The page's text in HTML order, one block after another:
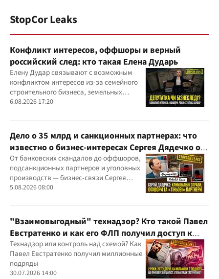
StopCor Leaks
Конфликт интересов, оффшоры и верный
российский след: кто такая Елена Дударь
Елену Дудар связывают с возможным
конфликтом интересов из-за семейного
строительного бизнеса, земельных
скандалов, судебных дел
6.08.2026 17:20
Дело о 35 млрд и санкционных партнерах: что
известно о бизнес-интересах Сергея Дядечко от
"Родовид Банка" до "ФАРМАСЕЛ"
От банковских скандалов до оффшоров,
подсанкционных партнеров и уголовных
производств — бизнес-связи Сергея
Дядечко до сих пор простираются через
юрисдикций
5.08.2026 08:00
"Взаимовыгодный" технадзор? Кто такой Павел
Евстратенко и как его ФЛП получил доступ к
бюджетным миллионам?
Технадзор или контроль над схемой? Как
Павел Евстратенко получил миллионные
подряды
30.07.2026 14:00